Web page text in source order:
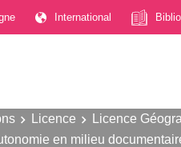
International
Licence Licence
en milieu